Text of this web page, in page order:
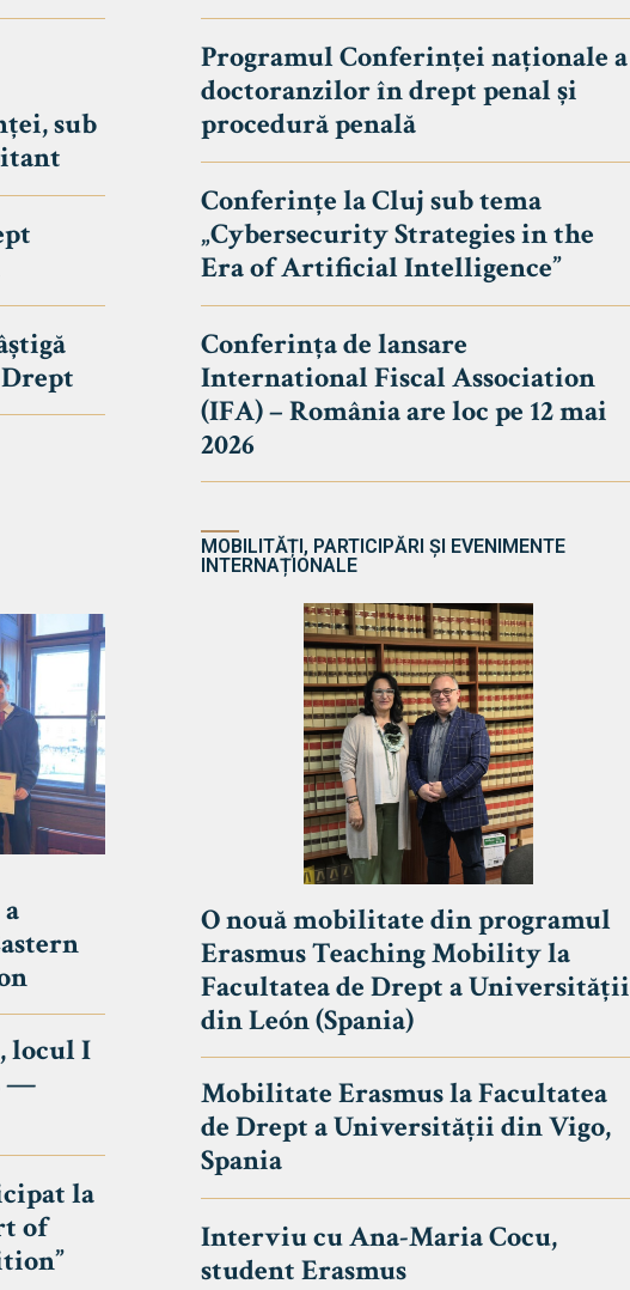
Avizier Studenți
Studii
Admitere
Erasmus & Internațional
Știri
Echipa Facultății
Bibliotecă & Reviste
sub
Programul Conferinței naționale a
doctoranzilor în drept penal și
procedură penală
Conferințe la Cluj sub tema
„Cybersecurity Strategies in the
Era of Artificial Intelligence”
Conferința de lansare
International Fiscal Association
(IFA) – România are loc pe 12 mai
2026
locul I
—
la
of
MOBILITĂȚI, PARTICIPĂRI ȘI EVENIMENTE
INTERNAȚIONALE
O nouă mobilitate din programul
Erasmus Teaching Mobility la
Facultatea de Drept a Universității
din León (Spania)
Mobilitate Erasmus la Facultatea
de Drept a Universității din Vigo,
Spania
Interviu cu Ana-Maria Cocu,
student Erasmus